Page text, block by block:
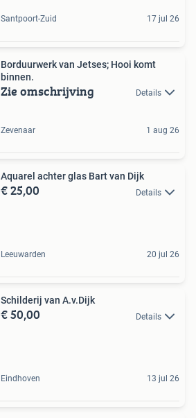
Santpoort-Zuid 17 jul 26
Borduurwerk van Jetses; Hooi komt
binnen.
Zie omschrijving Details
Zevenaar 1 aug 26
Aquarel achter glas Bart van Dijk
€ 25,00 Details
Leeuwarden 20 jul 26
Schilderij van A.v.Dijk
€ 50,00 Details
Eindhoven 13 jul 26